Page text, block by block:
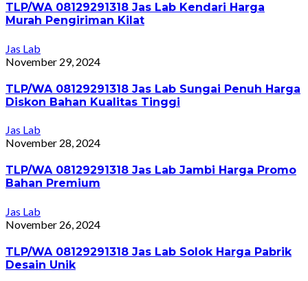
TLP/WA 08129291318 Jas Lab Kendari Harga
Murah Pengiriman Kilat
Jas Lab
November 29, 2024
TLP/WA 08129291318 Jas Lab Sungai Penuh Harga
Diskon Bahan Kualitas Tinggi
Jas Lab
November 28, 2024
TLP/WA 08129291318 Jas Lab Jambi Harga Promo
Bahan Premium
Jas Lab
November 26, 2024
TLP/WA 08129291318 Jas Lab Solok Harga Pabrik
Desain Unik